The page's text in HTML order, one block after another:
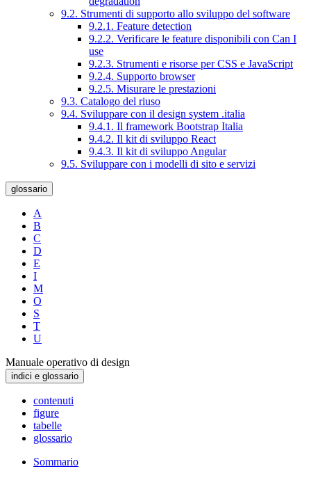
9.2. Strumenti di supporto allo sviluppo del software
9.2.1. Feature detection
9.2.2. Verificare le feature disponibili con Can I
use
9.2.3. Strumenti e risorse per CSS e JavaScript
9.2.4. Supporto browser
9.2.5. Misurare le prestazioni
9.3. Catalogo del riuso
9.4. Sviluppare con il design system .italia
9.4.1. Il framework Bootstrap Italia
9.4.2. Il kit di sviluppo React
9.4.3. Il kit di sviluppo Angular
9.5. Sviluppare con i modelli di sito e servizi
glossario
A
B
C
D
E
I
M
O
S
T
U
Manuale operativo di design
indici e glossario
contenuti
figure
tabelle
glossario
Sommario